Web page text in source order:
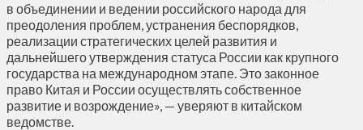
в объединении и ведении российского народа для
преодоления проблем, устранения беспорядков,
реализации стратегических целей развития и
дальнейшего утверждения статуса России как крупного
государства на международном этапе. Это законное
право Китая и России осуществлять собственное
развитие и возрождение», — уверяют в китайском
ведомстве.